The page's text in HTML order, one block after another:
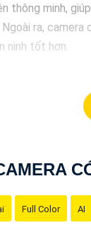
thông minh,
ra,
ninh tốt hơn.
Full Color AI